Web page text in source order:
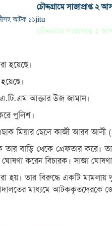
চৌদ্দগ্রামে সাজাপ্রাপ্ত ২
আটক ১১jitu
চৌদ্দগ্রামে সাজাপ্রাপ্ত ২
হয়েছে।
এ.টি.এম আক্তার উজ জামান।
পুলিশ।
মিয়ার ছেলে কাজী আরব
বাড়ি থেকে গ্রেফতার
করেন বিচারক। সাজা
তার বিরুদ্ধে একটি মামলায়
মাধ্যমে আটককৃতদেরকে